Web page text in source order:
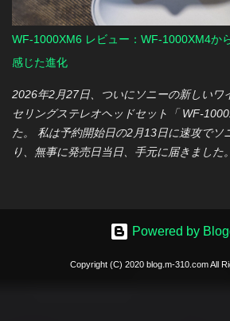
式ベンチマークソフトでの評価ははだい
ところから 『MINISFORUM HX90G』の
兵 が現れました…それは 「ウィルスバス
のプラン体系の変更です。今のスペックを
次回更新時にはさらに上位のプランへの加
分かりました。 「これ以上の出費は、さ
な」 というのが、正直な心境です。 料金
肥大化し、それとは裏腹に基本的なスペッ
改悪されているように感じます。動作の重
化が進むなかで、 費用対効果は完全に崩壊
んなサービスへの不信感が積み重なり、14
て、使いこなすのが大変そう」というもの
さが、逆にとっつきにくさを感じさせてい
Notionを選んだのには、3つの理由があり
WF-1000XM6 レビュー：WF-1000XM4か
感じた進化
2026年2月27日、ついにソニーの新しいワ
セリングステレオヘッドセット「 WF-
た。 私は予約開始日の2月13日に速攻でソ
り、無事に発売日当日、手元に届きました
り尽くしている感もありますので、今回は
綴ってみたいと思います。 買い替えの決め
Powered by
Copyright (C) 2020 blog.m-310.com All